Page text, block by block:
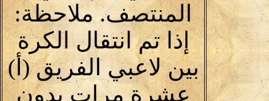
المنتصف. ملاحظة:
إذا تم انتقال الكرة
بين لاعبي الفريق (أ)
عشرة مرات بدون